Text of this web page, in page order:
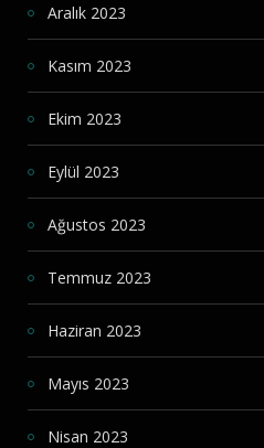
Aralık 2023
Kasım 2023
Ekim 2023
Eylül 2023
Ağustos 2023
Temmuz 2023
Haziran 2023
Mayıs 2023
Nisan 2023